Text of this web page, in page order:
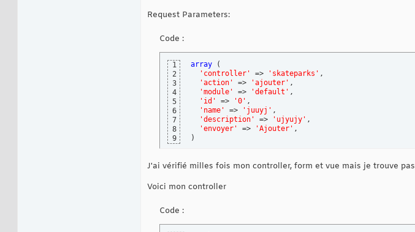
Request Parameters:
Code :
1
2
3
4
5
6
7
8
9
array
(
'controller'
=> 'skateparks' ,
'action'
=> 'ajouter' ,
'module'
=> 'default' ,
'id'
=> '0' ,
'name'
=> 'juuyj' ,
'description'
=> 'ujyujy' ,
'envoyer'
=> 'Ajouter'
)
J'ai vérifié milles fois mon controller, form et vue mais je trouve pas
Voici mon controller
Code :